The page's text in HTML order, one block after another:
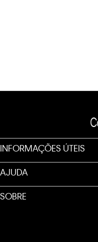
INFORMAÇÕES ÚTEIS
AJUDA
SOBRE